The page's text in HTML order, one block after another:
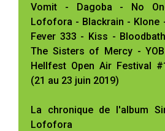
Vomit - Dagoba - No
Lofofora - Blackrain - Klone
Fever 333 - Kiss -
The Sisters of Mercy -
Hellfest Open Air Festival
(21 au 23 juin 2019)
La chronique de l'album
Lofofora